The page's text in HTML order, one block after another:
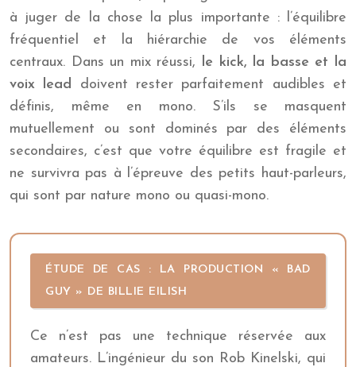
à juger de la chose la plus importante : l’équilibre
fréquentiel et la hiérarchie de vos éléments
centraux. Dans un mix réussi, le kick, la basse et la
voix lead doivent rester parfaitement audibles et
définis, même en mono. S’ils se masquent
mutuellement ou sont dominés par des éléments
secondaires, c’est que votre équilibre est fragile et
ne survivra pas à l’épreuve des petits haut-parleurs,
qui sont par nature mono ou quasi-mono.
ÉTUDE DE CAS : LA PRODUCTION « BAD
GUY » DE BILLIE EILISH
Ce n’est pas une technique réservée aux
amateurs. L’ingénieur du son Rob Kinelski, qui